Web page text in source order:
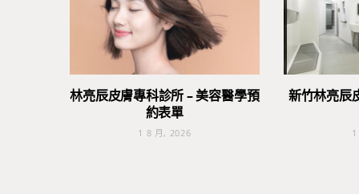
林亮辰皮膚專科診所 – 美容醫學預
約表單
1 8 月, 2026
新竹林亮辰